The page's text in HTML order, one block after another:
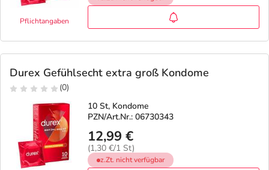
Pflichtangaben
Durex Gefühlsecht extra groß Kondome
(0)
10 St, Kondome
PZN/Art.Nr.: 06730343
12,99 €
(1,30 €/1 St)
z.Zt. nicht verfügbar